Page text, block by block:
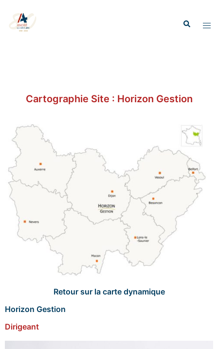
Cartographie Site : Horizon Gestion
Retour sur la carte dynamique
Horizon Gestion
Dirigeant